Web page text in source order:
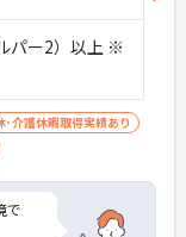
パー2）以上 ※
･介護休暇取得実績あり
で